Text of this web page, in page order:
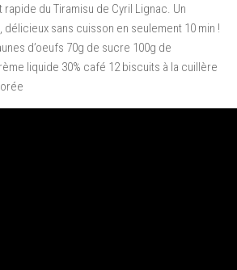
du Tiramisu de Cyril Lignac. Un
sans cuisson en seulement 10 min !
d’oeufs 70g de sucre 100g de
liquide 30% café 12 biscuits à la cuillère